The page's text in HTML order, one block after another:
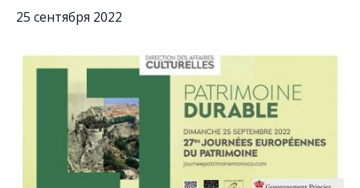
25 сентября 2022